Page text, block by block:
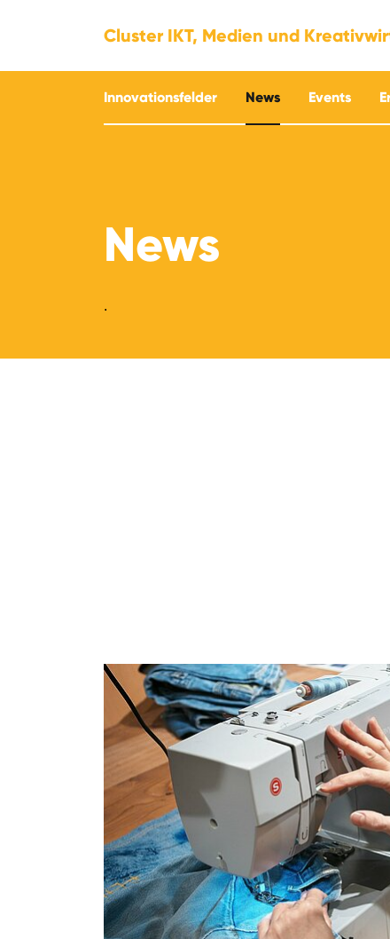
Cluster IKT, Medien und
Innovationsfelder News Events
News
.